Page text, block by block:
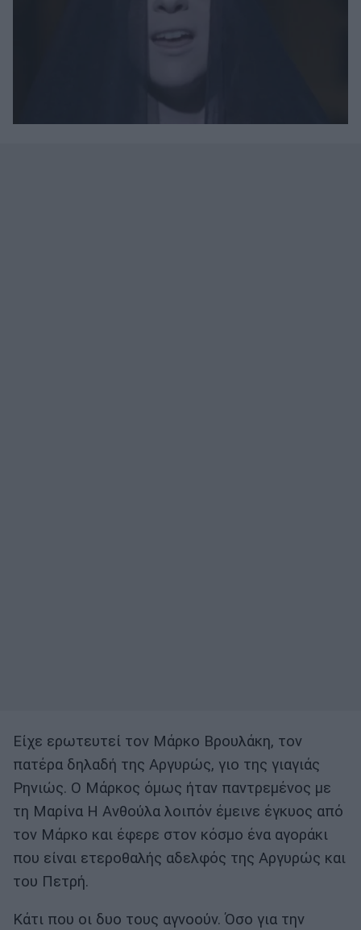
Είχε ερωτευτεί τον Μάρκο Βρουλάκη, τον
πατέρα δηλαδή της Αργυρώς, γιο της γιαγιάς
Ρηνιώς. Ο Μάρκος όμως ήταν παντρεμένος με
τη Μαρίνα Η Ανθούλα λοιπόν έμεινε έγκυος από
τον Μάρκο και έφερε στον κόσμο ένα αγοράκι
που είναι ετεροθαλής αδελφός της Αργυρώς και
του Πετρή.
Κάτι που οι δυο τους αγνοούν. Όσο για την